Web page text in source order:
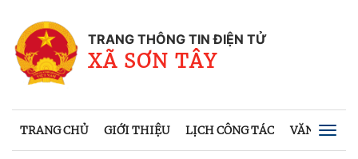
TRANG THÔNG TIN ĐIỆN TỬ
XÃ SƠN TÂY
TRANG CHỦ GIỚI THIỆU LỊCH CÔNG TÁC VĂN BẢN